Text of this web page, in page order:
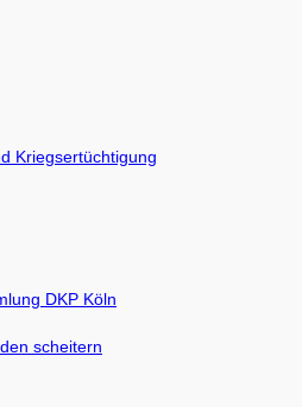
Kriegsertüchtigung
DKP Köln
scheitern